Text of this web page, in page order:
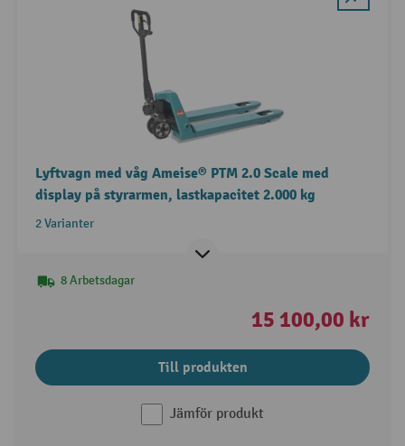
Lyftvagn med våg Ameise® PTM 2.0 Scale med
display på styrarmen, lastkapacitet 2.000 kg
2 Varianter
8 Arbetsdagar
15 100,00 kr
Till produkten
Jämför produkt